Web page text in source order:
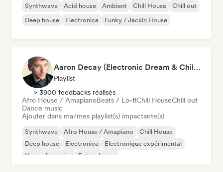
Synthwave Acid house Ambient Chill House
Chill out
Deep house
Electronica Funky / Jackin House
Aaron Decay (Electronic Dream & Chill Electronic Dream playlists)
Playlist
> 3900 feedbacks réalisés
Afro House / AmapianoBeats / Lo-fiChill HouseChill out
Dance music
Ajouter dans ma/mes playlist(s) impactante(s)
Synthwave Afro House / Amapiano
Chill House
Deep house
Electronica
Electronique expérimental
House française
Future house